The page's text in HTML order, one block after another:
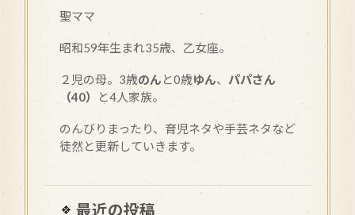
聖ママ
昭和59年生まれ35歳、乙女座。
２児の母。3歳のん と0歳ゆん、 パパさん
（40）
と4人家族。
のんびりまったり、育児ネタや手芸ネタなど
徒然と更新していきます。
最近の投稿